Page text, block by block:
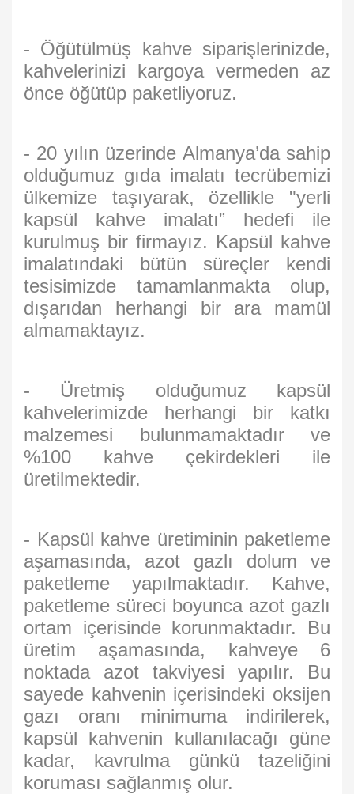
- Öğütülmüş kahve siparişlerinizde,
kahvelerinizi kargoya vermeden az
önce öğütüp paketliyoruz.
- 20 yılın üzerinde Almanya’da sahip
olduğumuz gıda imalatı tecrübemizi
ülkemize taşıyarak, özellikle "yerli
kapsül kahve imalatı” hedefi ile
kurulmuş bir firmayız. Kapsül kahve
imalatındaki bütün süreçler kendi
tesisimizde tamamlanmakta olup,
dışarıdan herhangi bir ara mamül
almamaktayız.
- Üretmiş olduğumuz kapsül
kahvelerimizde herhangi bir katkı
malzemesi bulunmamaktadır ve
%100 kahve çekirdekleri ile
üretilmektedir.
- Kapsül kahve üretiminin paketleme
aşamasında, azot gazlı dolum ve
paketleme yapılmaktadır. Kahve,
paketleme süreci boyunca azot gazlı
ortam içerisinde korunmaktadır. Bu
üretim aşamasında, kahveye 6
noktada azot takviyesi yapılır. Bu
sayede kahvenin içerisindeki oksijen
gazı oranı minimuma indirilerek,
kapsül kahvenin kullanılacağı güne
kadar, kavrulma günkü tazeliğini
koruması sağlanmış olur.